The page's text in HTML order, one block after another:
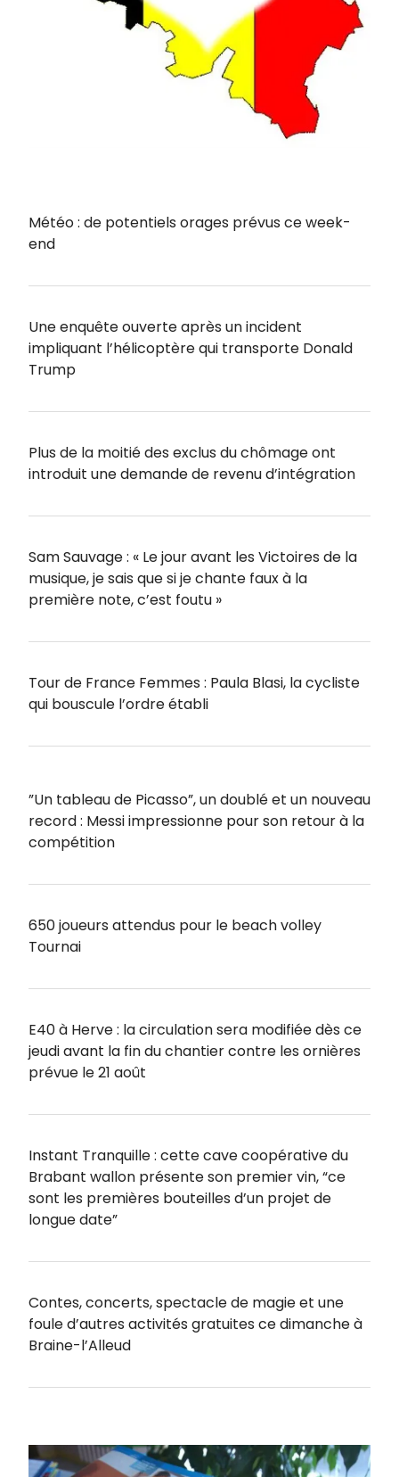
Météo : de potentiels orages prévus ce week-
end
Une enquête ouverte après un incident
impliquant l’hélicoptère qui transporte Donald
Trump
Plus de la moitié des exclus du chômage ont
introduit une demande de revenu d’intégration
Sam Sauvage : « Le jour avant les Victoires de la
musique, je sais que si je chante faux à la
première note, c’est foutu »
Tour de France Femmes : Paula Blasi, la cycliste
qui bouscule l’ordre établi
”Un tableau de Picasso”, un doublé et un nouveau
record : Messi impressionne pour son retour à la
compétition
650 joueurs attendus pour le beach volley
Tournai
E40 à Herve : la circulation sera modifiée dès ce
jeudi avant la fin du chantier contre les ornières
prévue le 21 août
Instant Tranquille : cette cave coopérative du
Brabant wallon présente son premier vin, “ce
sont les premières bouteilles d’un projet de
longue date”
Contes, concerts, spectacle de magie et une
foule d’autres activités gratuites ce dimanche à
Braine-l’Alleud